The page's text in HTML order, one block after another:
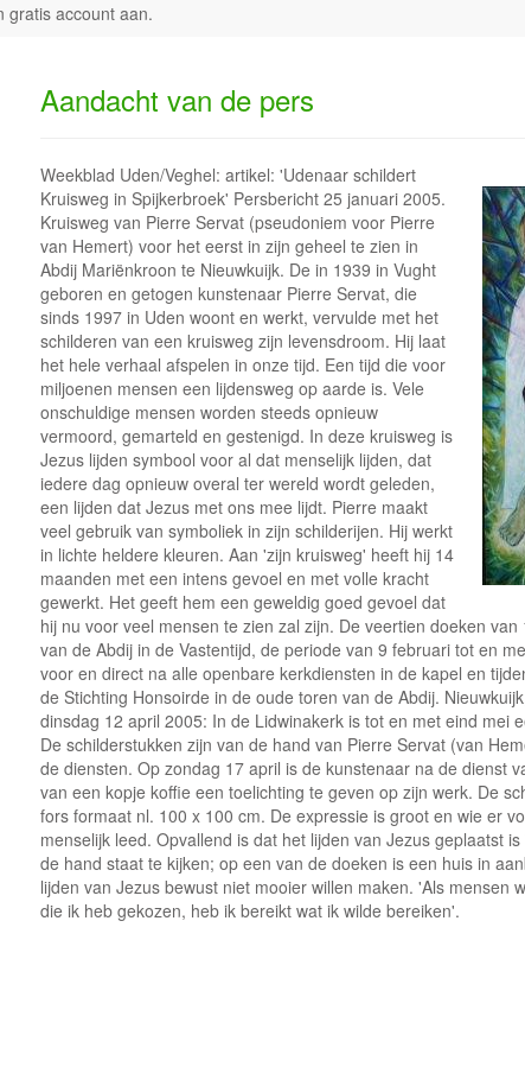
gratis account aan.
Aandacht van de pers
Weekblad Uden/Veghel: artikel: 'Udenaar schildert
Kruisweg in Spijkerbroek' Persbericht 25 januari 2005.
Kruisweg van Pierre Servat (pseudoniem voor Pierre
van Hemert) voor het eerst in zijn geheel te zien in
Abdij Mariënkroon te Nieuwkuijk. De in 1939 in Vught
geboren en getogen kunstenaar Pierre Servat, die
sinds 1997 in Uden woont en werkt, vervulde met het
schilderen van een kruisweg zijn levensdroom. Hij laat
het hele verhaal afspelen in onze tijd. Een tijd die voor
miljoenen mensen een lijdensweg op aarde is. Vele
onschuldige mensen worden steeds opnieuw
vermoord, gemarteld en gestenigd. In deze kruisweg is
Jezus lijden symbool voor al dat menselijk lijden, dat
iedere dag opnieuw overal ter wereld wordt geleden,
een lijden dat Jezus met ons mee lijdt. Pierre maakt
veel gebruik van symboliek in zijn schilderijen. Hij werkt
in lichte heldere kleuren. Aan 'zijn kruisweg' heeft hij 14
maanden met een intens gevoel en met volle kracht
gewerkt. Het geeft hem een geweldig goed gevoel dat
hij nu voor veel mensen te zien zal zijn. De veertien doeken
van de Abdij in de Vastentijd, de periode van 9 februari tot en
voor en direct na alle openbare kerkdiensten in de kapel en
de Stichting Honsoirde in de oude toren van de Abdij.
dinsdag 12 april 2005: In de Lidwinakerk is tot en met eind mei
De schilderstukken zijn van de hand van Pierre Servat (van
de diensten. Op zondag 17 april is de kunstenaar na de dienst
van een kopje koffie een toelichting te geven op zijn werk. De
fors formaat nl. 100 x 100 cm. De expressie is groot en wie er
menselijk leed. Opvallend is dat het lijden van Jezus geplaatst
de hand staat te kijken; op een van de doeken is een huis in
lijden van Jezus bewust niet mooier willen maken. 'Als mensen
die ik heb gekozen, heb ik bereikt wat ik wilde bereiken'.